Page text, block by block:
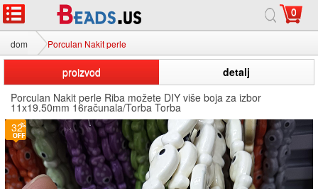
0
dom Porculan Nakit perle
proizvod
detalj
Porculan Nakit perle Riba možete DIY više boja za izbor
11x19.50mm 16računala/Torba Torba
32